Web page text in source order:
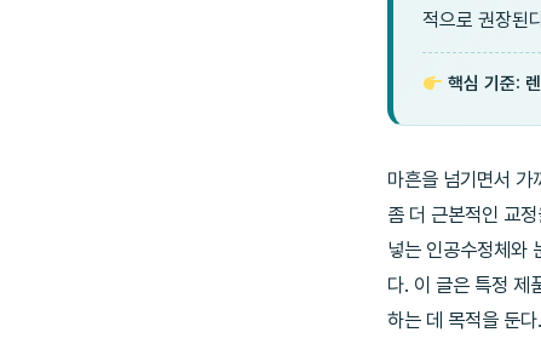
적으로 권장된
핵심 기준:
마흔을 넘기면서 가
좀 더 근본적인 교
넣는 인공수정체와
다. 이 글은 특정 제
하는 데 목적을 둔다.